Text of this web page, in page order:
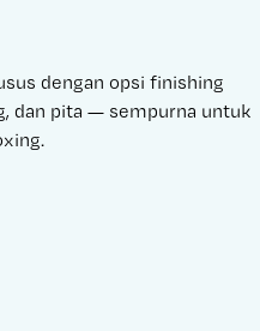
dengan opsi finishing
dan pita — sempurna untuk